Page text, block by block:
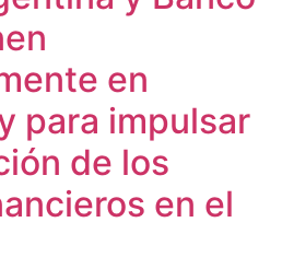
en
para impulsar
de los
en el